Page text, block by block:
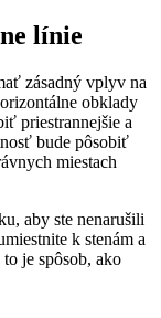
línie
zásadný vplyv na
obklady
priestrannejšie a
bude pôsobiť
miestach
aby ste nenarušili
k stenám a
je spôsob, ako